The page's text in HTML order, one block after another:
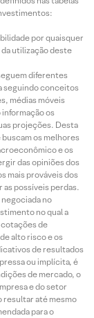
por quaisquer
utilização deste
diferentes
seguindo conceitos
médias móveis
os
projeções. Desta
os melhores
e os
das opiniões dos
mais prováveis dos
as possíveis perdas.
negociada no
no qual a
de
alto risco e os
de resultados
ou implícita, é
de mercado, o
e do setor
resultar até mesmo
para o